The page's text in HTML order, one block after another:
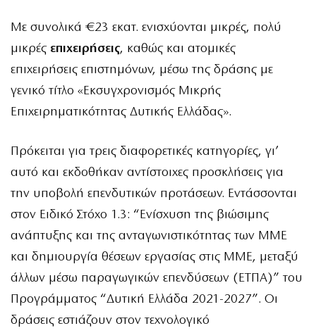
Με συνολικά €23 εκατ. ενισχύονται μικρές, πολύ
μικρές επιχειρήσεις, καθώς και ατομικές
επιχειρήσεις επιστημόνων, μέσω της δράσης με
γενικό τίτλο «Εκσυγχρονισμός Μικρής
Επιχειρηματικότητας Δυτικής Ελλάδας».
Πρόκειται για τρεις διαφορετικές κατηγορίες, γι’
αυτό και εκδοθήκαν αντίστοιχες προσκλήσεις για
την υποβολή επενδυτικών προτάσεων. Εντάσσονται
στον Ειδικό Στόχο 1.3: “Ενίσχυση της βιώσιμης
ανάπτυξης και της ανταγωνιστικότητας των ΜΜΕ
και δημιουργία θέσεων εργασίας στις ΜΜΕ, μεταξύ
άλλων μέσω παραγωγικών επενδύσεων (ΕΤΠΑ)” του
Προγράμματος “Δυτική Ελλάδα 2021-2027”. Οι
δράσεις εστιάζουν στον τεχνολογικό